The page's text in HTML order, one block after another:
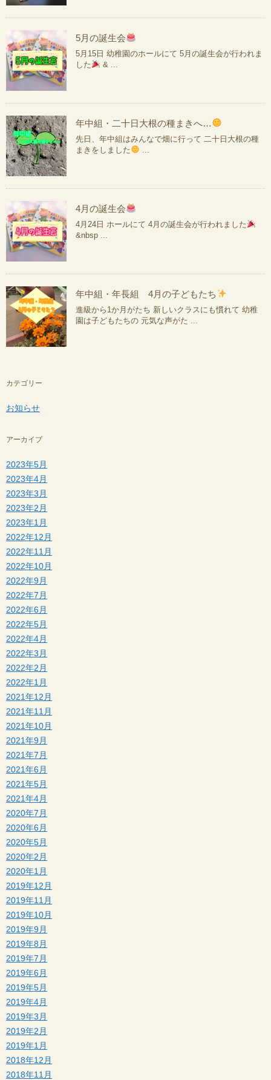
5月の誕生会
5月15日 幼稚園のホールにて 5月の誕生会が行われま
した
& ...
年中組・二十日大根の種まきへ…
先日、年中組はみんなで畑に行って 二十日大根の種
まきをしました
4月の誕生会
4月24日 ホールにて 4月の誕生会が行われました
&nbsp ...
年中組・年長組 4月の子どもたち
進級から1か月がたち 新しいクラスにも慣れて 幼稚
園は子どもたちの 元気な声がた ...
カテゴリー
お知らせ
アーカイブ
2023年5月
2023年4月
2023年3月
2023年2月
2023年1月
2022年12月
2022年11月
2022年10月
2022年9月
2022年7月
2022年6月
2022年5月
2022年4月
2022年3月
2022年2月
2022年1月
2021年12月
2021年11月
2021年10月
2021年9月
2021年7月
2021年6月
2021年5月
2021年4月
2020年7月
2020年6月
2020年5月
2020年2月
2020年1月
2019年12月
2019年11月
2019年10月
2019年9月
2019年8月
2019年7月
2019年6月
2019年5月
2019年4月
2019年3月
2019年2月
2019年1月
2018年12月
2018年11月